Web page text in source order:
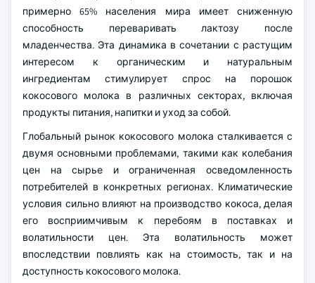
примерно 65% населения мира имеет сниженную
способность переваривать лактозу после
младенчества. Эта динамика в сочетании с растущим
интересом к органическим и натуральным
ингредиентам стимулирует спрос на порошок
кокосового молока в различных секторах, включая
продукты питания, напитки и уход за собой.
Глобальный рынок кокосового молока сталкивается с
двумя основными проблемами, такими как колебания
цен на сырье и ограниченная осведомленность
потребителей в конкретных регионах. Климатические
условия сильно влияют на производство кокоса, делая
его восприимчивым к перебоям в поставках и
волатильности цен. Эта волатильность может
впоследствии повлиять как на стоимость, так и на
доступность кокосового молока.